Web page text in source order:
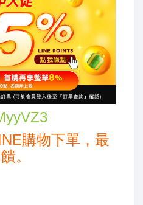
購物下單，最
。